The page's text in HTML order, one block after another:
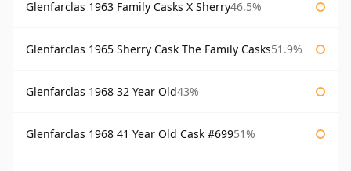
Glenfarclas 1963 Family Casks X Sherry46.5%
Glenfarclas 1965 Sherry Cask The Family Casks51.9%
Glenfarclas 1968 32 Year Old43%
Glenfarclas 1968 41 Year Old Cask #69951%